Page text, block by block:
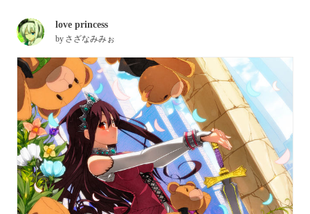
love princess
by さざなみみぉ